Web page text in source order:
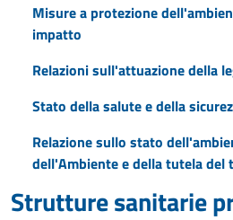
Misure a protezione
impatto
Relazioni sull'attuazione della
Stato della salute e della
Relazione sullo stato
dell'Ambiente e della tutela del
Strutture sanitarie